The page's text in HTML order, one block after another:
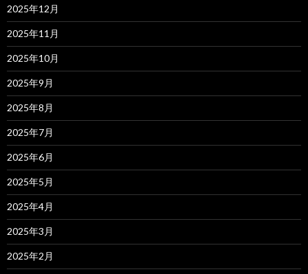
2025年12月
2025年11月
2025年10月
2025年9月
2025年8月
2025年7月
2025年6月
2025年5月
2025年4月
2025年3月
2025年2月